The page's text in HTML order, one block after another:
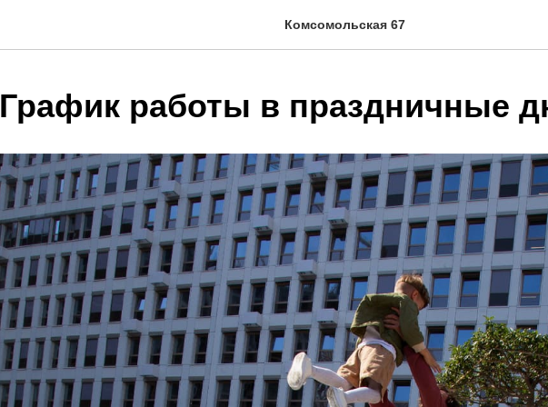
Комсомольская 67
График работы в праздничные